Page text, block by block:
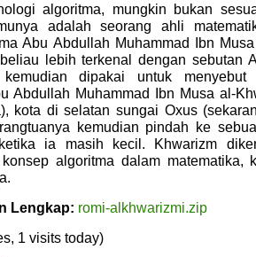
algoritma, mungkin bukan
adalah seorang ahli
Abu Abdullah Muhammad Ibn
lebih terkenal dengan sebutan
dipakai untuk menyebut
Abdullah Muhammad Ibn Musa al-
kota di selatan sungai Oxus
kemudian pindah ke
ia masih kecil. Khwarizm
konsep algoritma dalam matematika,
Lengkap: romi-alkhwarizmi.zip
1 visits today)